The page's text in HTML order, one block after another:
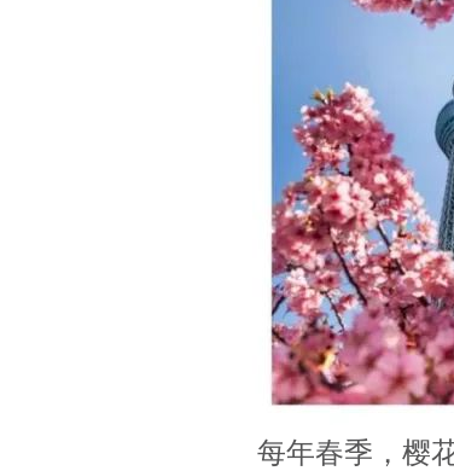
每年春季，樱